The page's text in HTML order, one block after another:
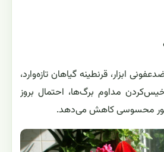
ابزار، قرنطینه گیاهان تازه‌وارد،
مداوم برگ‌ها، احتمال بروز
محسوسی کاهش می‌دهد.